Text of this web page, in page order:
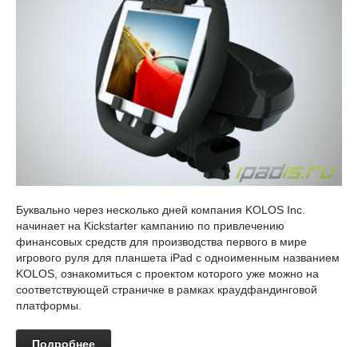
Буквально через несколько дней компания KOLOS Inc.
начинает на Kickstarter кампанию по привлечению
финансовых средств для производства первого в мире
игрового руля для планшета iPad с одноименным названием
KOLOS, ознакомиться с проектом которого уже можно на
соответствующей страничке в рамках краудфандинговой
платформы.
Подробнее